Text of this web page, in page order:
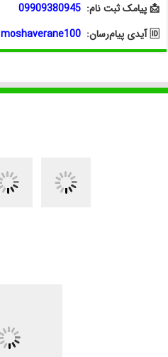
📩 پیامک ثبت نام:09909380945
🆔 آیدی پیام‌رسان:
moshaverane100